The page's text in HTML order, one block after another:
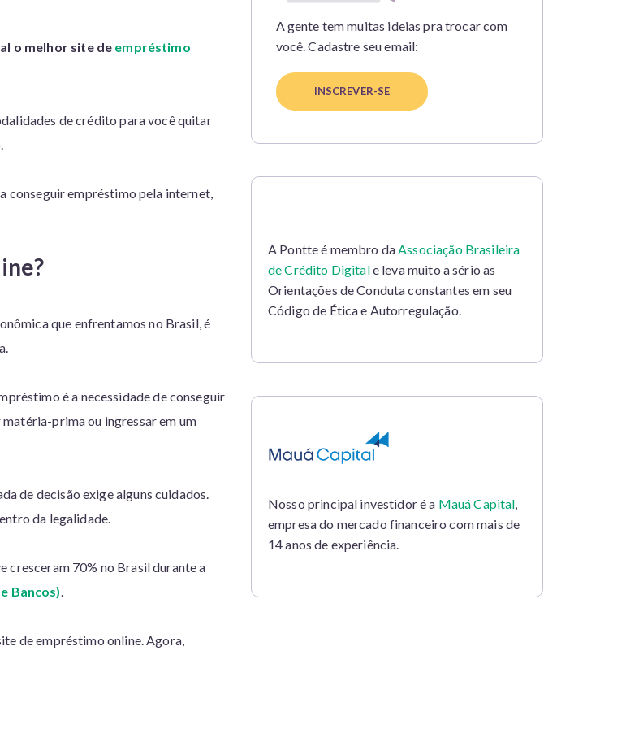
o melhor site de empréstimo
de crédito para você quitar
conseguir empréstimo pela internet,
que enfrentamos no Brasil, é
é a necessidade de conseguir
matéria-prima ou ingressar em um
de decisão exige alguns cuidados.
da legalidade.
cresceram 70% no Brasil durante a
Bancos).
de empréstimo online. Agora,
A gente tem muitas ideias pra trocar com
você. Cadastre seu email:
A Pontte é membro daAssociação Brasileira
de Crédito Digitale leva muito a sério as
Orientações de Conduta constantes em seu
Código de Ética e Autorregulação.
Nosso principal investidor é a Mauá Capital
empresa do mercado financeiro com mais de
14 anos de experiência.